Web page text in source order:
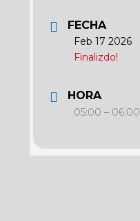
FECHA
Feb 17 2026
Finalizdo!
HORA
05:00 – 06:00